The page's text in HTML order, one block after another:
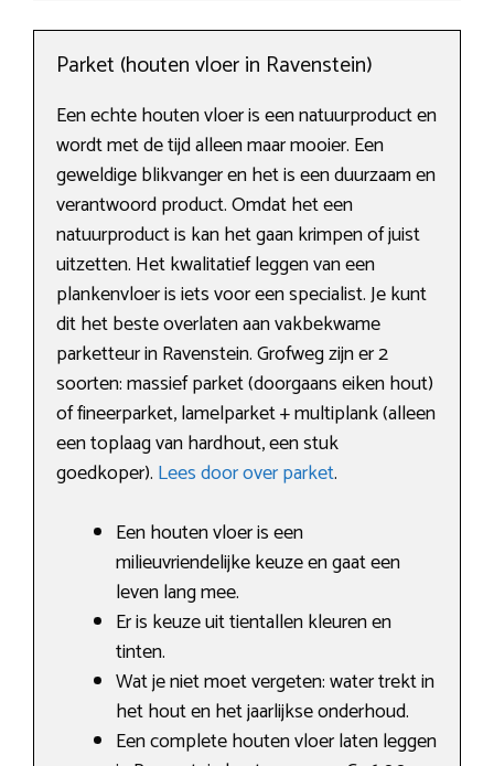
Parket (houten vloer in Ravenstein)
Een echte houten vloer is een natuurproduct en
wordt met de tijd alleen maar mooier. Een
geweldige blikvanger en het is een duurzaam en
verantwoord product. Omdat het een
natuurproduct is kan het gaan krimpen of juist
uitzetten. Het kwalitatief leggen van een
plankenvloer is iets voor een specialist. Je kunt
dit het beste overlaten aan vakbekwame
parketteur in Ravenstein. Grofweg zijn er 2
soorten: massief parket (doorgaans eiken hout)
of fineerparket, lamelparket + multiplank (alleen
een toplaag van hardhout, een stuk
goedkoper). Lees door over parket.
Een houten vloer is een
milieuvriendelijke keuze en gaat een
leven lang mee.
Er is keuze uit tientallen kleuren en
tinten.
Wat je niet moet vergeten: water trekt in
het hout en het jaarlijkse onderhoud.
Een complete houten vloer laten leggen